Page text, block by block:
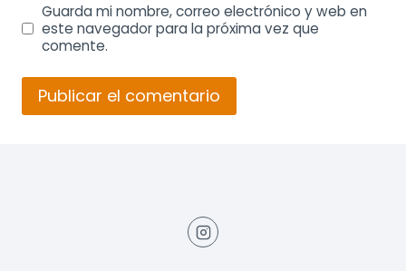
Guarda mi nombre, correo electrónico y web en
este navegador para la próxima vez que
comente.